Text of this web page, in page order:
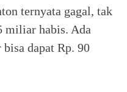
ternyata gagal, tak
miliar habis. Ada
dapat Rp. 90